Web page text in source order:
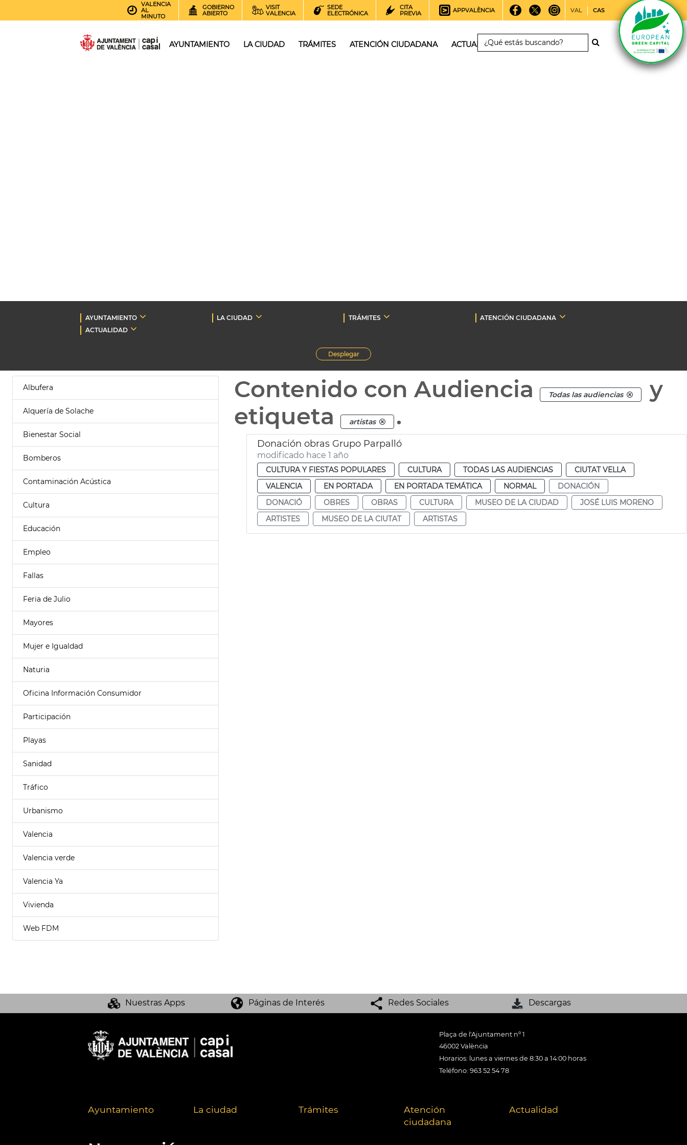
VALENCIA
AL
MINUTO
GOBIERNO
ABIERTO
VISIT
VALENCIA
SEDE
ELECTRÓNICA
CITA
PREVIA
APPVALÈNCIA VAL CAS
AYUNTAMIENTO LA CIUDAD TRÁMITES ATENCIÓN CIUDADANA ACTUALIDAD
AYUNTAMIENTO LA CIUDAD TRÁMITES
ATENCIÓN CIUDADANA
ACTUALIDAD
Desplegar
Albufera
Alquería de Solache
Bienestar Social
Bomberos
Contaminación Acústica
Cultura
Educación
Empleo
Fallas
Feria de Julio
Mayores
Mujer e Igualdad
Naturia
Oficina Información Consumidor
Participación
Playas
Sanidad
Tráfico
Urbanismo
Valencia
Valencia verde
Valencia Ya
Vivienda
Web FDM
Contenido con Audiencia Todas las audiencias
y
etiqueta
artistas .
Donación obras Grupo Parpalló
modificado hace 1 año
CULTURA Y FIESTAS POPULARES CULTURA TODAS LAS AUDIENCIAS
CIUTAT VELLA
VALENCIA
EN PORTADA EN PORTADA TEMÁTICA NORMAL
DONACIÓN
DONACIÓ
OBRES OBRAS CULTURA MUSEO DE LA CIUDAD
JOSÉ LUIS MORENO
ARTISTES
MUSEO DE LA CIUTAT ARTISTAS
Nuestras Apps Páginas de Interés Redes Sociales Descargas
Plaça de l'Ajuntament nº 1
46002 València
Horarios: lunes a viernes de 8:30 a 14:00 horas
Teléfono: 963 52 54 78
Ayuntamiento La ciudad Trámites
Atención
ciudadana
Actualidad